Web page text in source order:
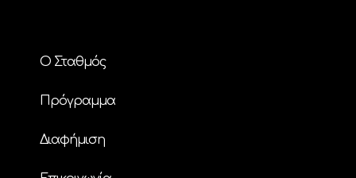
Ο Σταθμός
Πρόγραμμα
Διαφήμιση